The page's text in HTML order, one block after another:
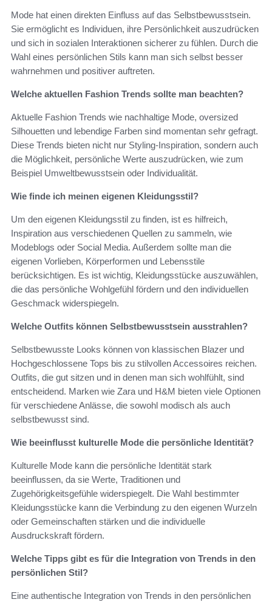
Mode hat einen direkten Einfluss auf das Selbstbewusstsein.
Sie ermöglicht es Individuen, ihre Persönlichkeit auszudrücken
und sich in sozialen Interaktionen sicherer zu fühlen. Durch die
Wahl eines persönlichen Stils kann man sich selbst besser
wahrnehmen und positiver auftreten.
Welche aktuellen Fashion Trends sollte man beachten?
Aktuelle Fashion Trends wie nachhaltige Mode, oversized
Silhouetten und lebendige Farben sind momentan sehr gefragt.
Diese Trends bieten nicht nur Styling-Inspiration, sondern auch
die Möglichkeit, persönliche Werte auszudrücken, wie zum
Beispiel Umweltbewusstsein oder Individualität.
Wie finde ich meinen eigenen Kleidungsstil?
Um den eigenen Kleidungsstil zu finden, ist es hilfreich,
Inspiration aus verschiedenen Quellen zu sammeln, wie
Modeblogs oder Social Media. Außerdem sollte man die
eigenen Vorlieben, Körperformen und Lebensstile
berücksichtigen. Es ist wichtig, Kleidungsstücke auszuwählen,
die das persönliche Wohlgefühl fördern und den individuellen
Geschmack widerspiegeln.
Welche Outfits können Selbstbewusstsein ausstrahlen?
Selbstbewusste Looks können von klassischen Blazer und
Hochgeschlossene Tops bis zu stilvollen Accessoires reichen.
Outfits, die gut sitzen und in denen man sich wohlfühlt, sind
entscheidend. Marken wie Zara und H&M bieten viele Optionen
für verschiedene Anlässe, die sowohl modisch als auch
selbstbewusst sind.
Wie beeinflusst kulturelle Mode die persönliche Identität?
Kulturelle Mode kann die persönliche Identität stark
beeinflussen, da sie Werte, Traditionen und
Zugehörigkeitsgefühle widerspiegelt. Die Wahl bestimmter
Kleidungsstücke kann die Verbindung zu den eigenen Wurzeln
oder Gemeinschaften stärken und die individuelle
Ausdruckskraft fördern.
Welche Tipps gibt es für die Integration von Trends in den
persönlichen Stil?
Eine authentische Integration von Trends in den persönlichen